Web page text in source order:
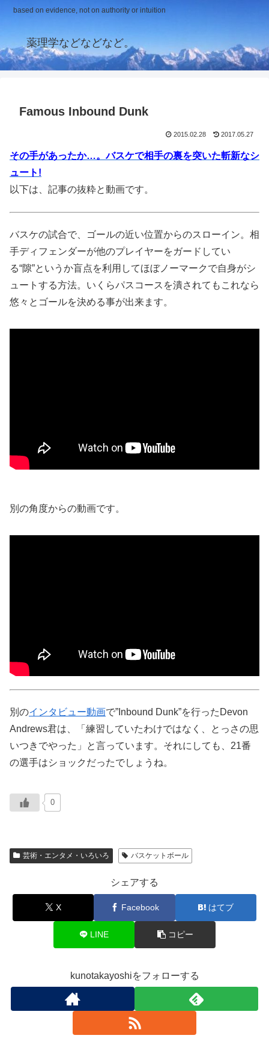
based on evidence, not on authority or intuition
薬理学などなどなど。
Famous Inbound Dunk
2015.02.28 2017.05.27
その手があったか…。バスケで相手の裏を突いた斬新なシ
ュート!
以下は、記事の抜粋と動画です。
バスケの試合で、ゴールの近い位置からのスローイン。相
手ディフェンダーが他のプレイヤーをガードしてい
る“隙”というか盲点を利用してほぼノーマークで自身がシ
ュートする方法。いくらパスコースを潰されてもこれなら
悠々とゴールを決める事が出来ます。
別の角度からの動画です。
別のインタビュー動画で”Inbound Dunk”を行ったDevon
Andrews君は、「練習していたわけではなく、とっさの思
いつきでやった」と言っています。それにしても、21番
の選手はショックだったでしょうね。
0
芸術・エンタメ・いろいろ バスケットボール
シェアする
X Facebook はてブ
LINE コピー
kunotakayoshiをフォローする